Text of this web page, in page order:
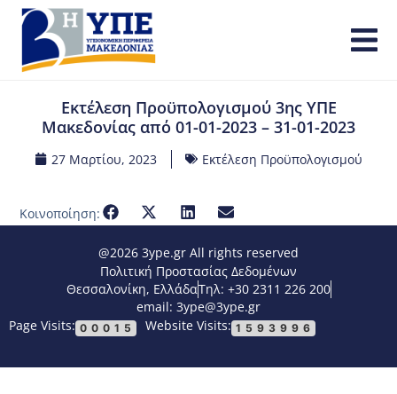
Εκτέλεση Προϋπολογισμού 3ης ΥΠΕ
Μακεδονίας από 01-01-2023 – 31-01-2023
27 Μαρτίου, 2023 Εκτέλεση Προϋπολογισμού
Κοινοποίηση:
@2026 3ype.gr All rights reserved
Πολιτική Προστασίας Δεδομένων
Θεσσαλονίκη, ΕλλάδαΤηλ: +30 2311 226 200
email: 3ype@3ype.gr
Page Visits: 00015 Website Visits: 1593996